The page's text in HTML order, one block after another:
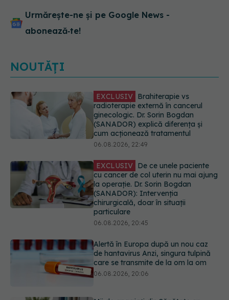
Urmărește-ne și pe Google News -
abonează‑te!
NOUTĂȚI
EXCLUSIV De ce unele paciente
cu cancer de col uterin nu mai ajung
la operație. Dr. Sorin Bogdan
(SANADOR): Intervenția
chirurgicală, doar în situații
particulare
06.08.2026, 20:45
Alertă în Europa după un nou caz
de hantavirus Anzi, singura tulpină
care se transmite de la om la om
06.08.2026, 20:06
putea primi salarii mai mari.
Sindicatele cer schimbarea legii